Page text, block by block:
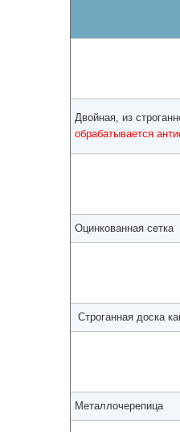
Двойная, из
обрабатывается
Оцинкованная сетка
Строганная доска
Металлочерепица